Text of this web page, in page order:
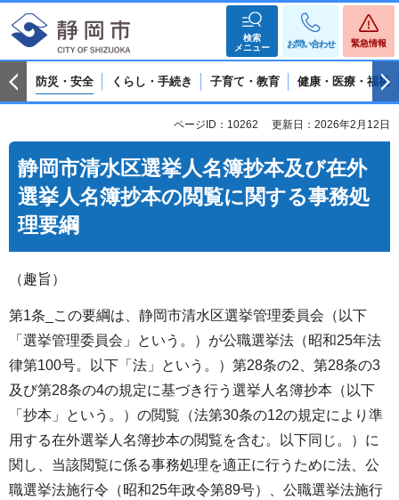
検索
メニュー
お問い合わせ 緊急情報
防災・安全 くらし・手続き 子育て・教育 健康・医療・福祉
ページID：10262 更新日：2026年2月12日
静岡市清水区選挙人名簿抄本及び在外
選挙人名簿抄本の閲覧に関する事務処
理要綱
（趣旨）
第1条_この要綱は、静岡市清水区選挙管理委員会（以下
「選挙管理委員会」という。）が公職選挙法（昭和25年法
律第100号。以下「法」という。）第28条の2、第28条の3
及び第28条の4の規定に基づき行う選挙人名簿抄本（以下
「抄本」という。）の閲覧（法第30条の12の規定により準
用する在外選挙人名簿抄本の閲覧を含む。以下同じ。）に
関し、当該閲覧に係る事務処理を適正に行うために法、公
職選挙法施行令（昭和25年政令第89号）、公職選挙法施行